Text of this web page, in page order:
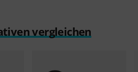
vergleichen